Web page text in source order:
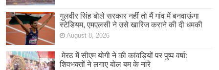
गुलवीर सिंह बोले सरकार नहीं तो मैं गांव में बनवाऊंगा
स्टेडियम, एमएलसी ने उसे खारिज कराने की दी धमकी
August 8, 2026
मेरठ में सीएम योगी ने की कांवड़ियों पर पुष्प वर्षा;
शिवभक्तों ने लगाए बोल बम के नारे